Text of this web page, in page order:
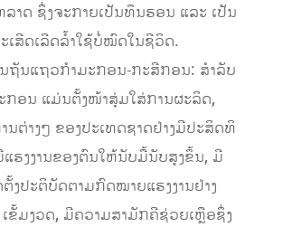
າດ ຊຶ່ງຈະກາຍເປັນທຶນຮອນ ແລະ ເປັນ
ສີດເລີດລໍ້າໃຊ້ບໍ່ໝົດໃນຊີວິດ.
ຖັນແຖວກໍາມະກອນ-ກະສີກອນ: ສໍາລັບ
ອນ ແມ່ນຕັ້ງໜ້າສຸ່ມໃສ່ການຜະລິດ,
ນຕ່າງໆ ຂອງປະເທດຊາດຢ່າງມີປະສິດທິ
ຮງງານຂອງຕົນໃຫ້ນັບມື້ນັບສູງຂຶ້ນ, ມີ
ງປະຕິບັດຕາມກົດໝາຍແຮງງານຢ່າງ
ຂັ້ມງວດ, ມີຄວາມສາມັກຄີຊ່ວຍເຫຼືອຊຶ່ງ